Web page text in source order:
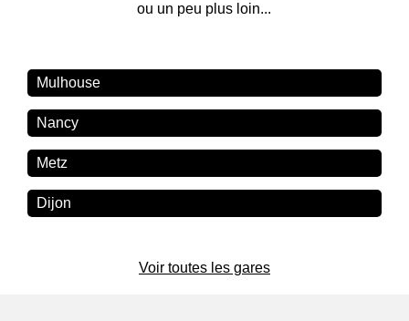
ou un peu plus loin...
Mulhouse
Nancy
Metz
Dijon
Voir toutes les gares